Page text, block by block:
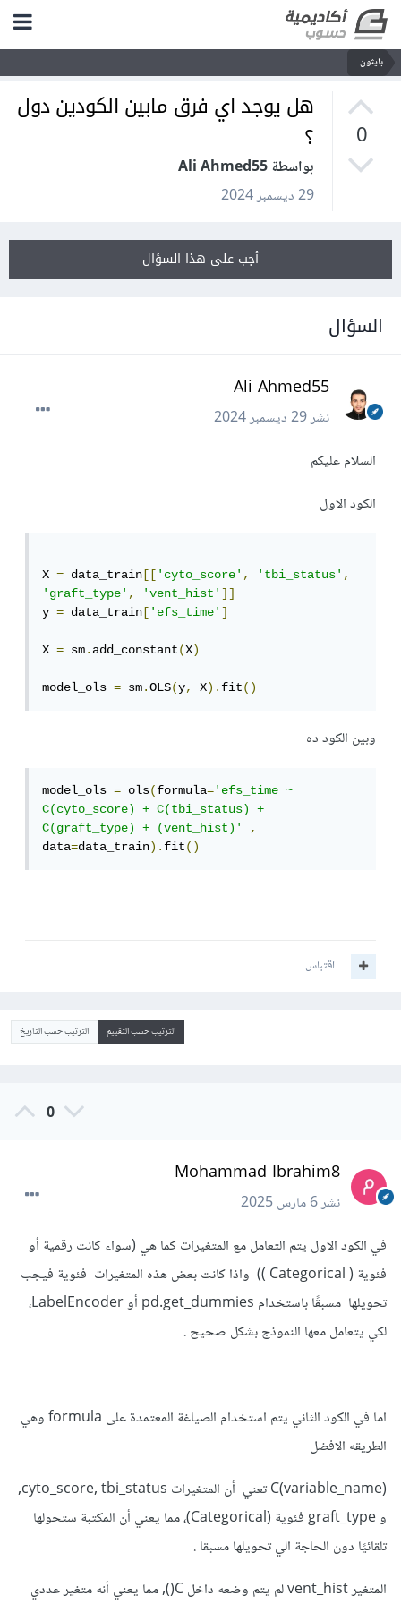
بايثون
0
هل يوجد اي فرق مابين الكودين دول
؟
بواسطة Ali Ahmed55
29 ديسمبر 2024
أجب على هذا السؤال
السؤال
Ali Ahmed55
نشر29 ديسمبر 2024
السلام عليكم
الكود الاول
X = data_train [['cyto_score', 'tbi_status',
'graft_type', 'vent_hist']]
y = data_train ['efs_time']
X = sm.add_constant(X)
model_ols = sm.OLS(y, X).fit()
وبين الكود ده
model_ols = ols(formula='efs_time ~
C(cyto_score) + C(tbi_status) +
C(graft_type) + (vent_hist)'
,
data=data_train).fit()
اقتباس
الترتيب حسب التقييم الترتيب حسب التاريخ
0
Mohammad Ibrahim8
نشر6 مارس 2025
في الكود الاول يتم التعامل مع المتغيرات كما هي (سواء كانت رقمية أو
فئوية ( Categorical )) واذا كانت بعض هذه المتغيرات فئوية فيجب
تحويلها مسبقًا باستخدام pd.get_dummies أو LabelEncoder،
لكي يتعامل معها النموذج بشكل صحيح .
اما في الكود الثاني يتم استخدام الصياغة المعتمدة على formula وهي
الطريقه الافضل
C(variable_name) تعني أن المتغيرات cyto_score, tbi_status,
و graft_type فئوية (Categorical)، مما يعني أن المكتبة ستحولها
تلقائيًا دون الحاجة الي تحويلها مسبقا .
المتغير vent_hist لم يتم وضعه داخل C(), مما يعني أنه متغير عددي